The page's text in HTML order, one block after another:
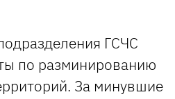
ГСЧС
по разминированию
За минувшие